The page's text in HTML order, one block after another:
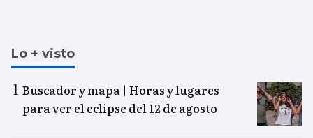
Lo + visto
Buscador y mapa | Horas y lugares
para ver el eclipse del 12 de agosto